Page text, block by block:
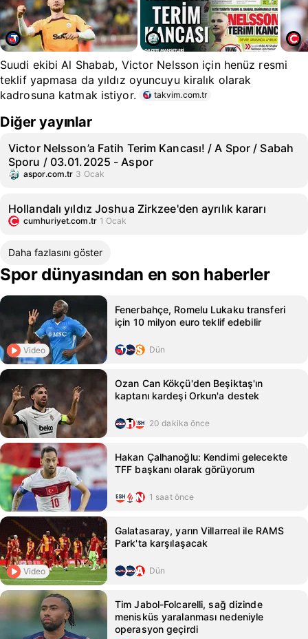
Suudi ekibi Al Shabab, Victor Nelsson için henüz resmi
teklif yapmasa da yıldız oyuncuyu kiralık olarak
kadrosuna katmak istiyor.
takvim.com.tr
Diğer yayınlar
Victor Nelsson’a Fatih Terim Kancası! / A Spor / Sabah
Sporu / 03.01.2025 - Aspor
aspor.com.tr 3 Ocak
Hollandalı yıldız Joshua Zirkzee'den ayrılık kararı
cumhuriyet.com.tr 1 Ocak
Daha fazlasını göster
Spor dünyasından en son haberler
Video
Fenerbahçe, Romelu Lukaku transferi
için 10 milyon euro teklif edebilir
Dün
Ozan Can Kökçü'den Beşiktaş'ın
kaptanı kardeşi Orkun'a destek
20 dakika önce
Hakan Çalhanoğlu: Kendimi gelecekte
TFF başkanı olarak görüyorum
1 saat önce
Video
Galatasaray, yarın Villarreal ile RAMS
Park'ta karşılaşacak
Dün
Tim Jabol-Folcarelli, sağ dizinde
menisküs yaralanması nedeniyle
operasyon geçirdi